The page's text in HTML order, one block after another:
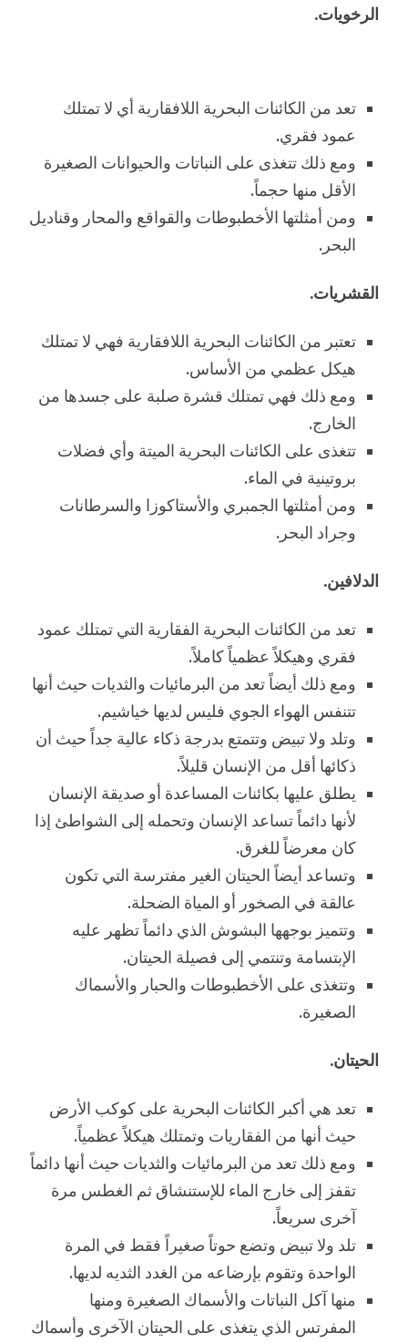
الرخويات.
تعد من الكائنات البحرية اللافقارية أي لا تمتلك
عمود فقري.
ومع ذلك تتغذى على النباتات والحيوانات الصغيرة
الأقل منها حجماً.
ومن أمثلتها الأخطبوطات والقواقع والمحار وقناديل
البحر.
القشريات.
تعتبر من الكائنات البحرية اللافقارية فهي لا تمتلك
هيكل عظمي من الأساس.
ومع ذلك فهي تمتلك قشرة صلبة على جسدها من
الخارج.
تتغذى على الكائنات البحرية الميتة وأي فضلات
بروتينية في الماء.
ومن أمثلتها الجمبري والأستاكوزا والسرطانات
وجراد البحر.
الدلافين.
تعد من الكائنات البحرية الفقارية التي تمتلك عمود
فقري وهيكلاً عظمياً كاملاً.
ومع ذلك أيضاً تعد من البرمائيات والثديات حيث أنها
تتنفس الهواء الجوي فليس لديها خياشيم.
وتلد ولا تبيض وتتمتع بدرجة ذكاء عالية جداً حيث أن
ذكائها أقل من الإنسان قليلاً.
يطلق عليها بكائنات المساعدة أو صديقة الإنسان
لأنها دائماً تساعد الإنسان وتحمله إلى الشواطئ إذا
كان معرضاً للغرق.
وتساعد أيضاً الحيتان الغير مفترسة التي تكون
عالقة في الصخور أو المياة الضحلة.
وتتميز بوجهها البشوش الذي دائماً تظهر عليه
الإبتسامة وتنتمي إلى فصيلة الحيتان.
وتتغذى على الأخطبوطات والحبار والأسماك
الصغيرة.
الحيتان.
تعد هي أكبر الكائنات البحرية على كوكب الأرض
حيث أنها من الفقاريات وتمتلك هيكلاً عظمياً.
ومع ذلك تعد من البرمائيات والثديات حيث أنها دائماً
تقفز إلى خارج الماء للإستنشاق ثم الغطس مرة
آخرى سريعاً.
تلد ولا تبيض وتضع حوتاً صغيراً فقط في المرة
الواحدة وتقوم بإرضاعه من الغدد الثديه لديها.
منها آكل النباتات والأسماك الصغيرة ومنها
المفرتس الذي يتغذى على الحيتان الآخرى وأسماك